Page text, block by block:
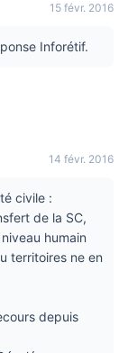
15 févr. 2016
Inforétif.
14 févr. 2016
civile :
de la SC,
humain
territoires ne en
depuis